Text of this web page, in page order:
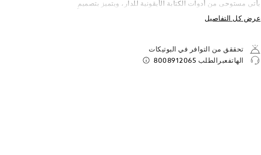
يأتي مستوحى من أدوات الكتابة الأيقونية للدار، ويتميز بتصميمٍ
متوازن ومواد راقية تمنح شعورًا بالراحة في كف اليد. يمكن
تخصيص الأزرار الذكية الموزعة بعناية لتناسب تفضيلاتك، سواء
Pen ليُكمل إيقاع أفكارك، حيث ينقل إرث الحرفية إلى عصرٍ جديد
من التعبير.
عرض كل التفاصيل
تحققق من التوافر في البوتيكات
الهاتفعبرالطلب 8008912065